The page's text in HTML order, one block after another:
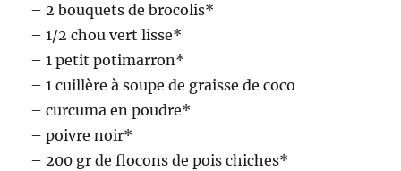
– 2 bouquets de brocolis*
– 1/2 chou vert lisse*
– 1 petit potimarron*
– 1 cuillère à soupe de graisse de coco
– curcuma en poudre*
– poivre noir*
– 200 gr de flocons de pois chiches*